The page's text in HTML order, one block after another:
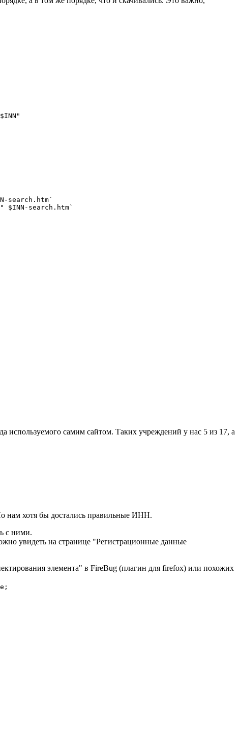
search.htm`
$INN-search.htm`
самим сайтом. Таких учреждений у нас 5 из 17, а
нам хотя бы достались правильные ИНН.
с ними.
увидеть на странице "Регистрационные данные
элемента" в FireBug (плагин для firefox) или похожих